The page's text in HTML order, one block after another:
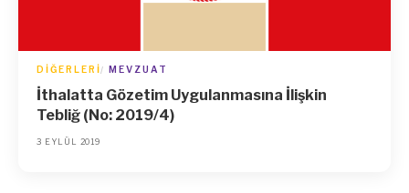
DIĞERLERI MEVZUAT
İthalatta Gözetim Uygulanmasına İlişkin
Tebliğ (No: 2019/4)
3 EYLÜL 2019